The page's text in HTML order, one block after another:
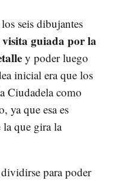
seis dibujantes
visita guiada por la
y poder luego
inicial era que los
Ciudadela como
ya que esa es
la que gira la
para poder